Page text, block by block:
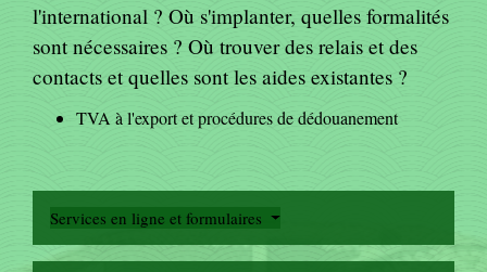
l'international ? Où s'implanter, quelles formalités
sont nécessaires ? Où trouver des relais et des
contacts et quelles sont les aides existantes ?
TVA à l'export et procédures de dédouanement
Services en ligne et formulaires